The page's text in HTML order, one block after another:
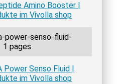
Amino Booster |
im Vivolla shop
senso-fluid-
1 pages
Senso Fluid |
im Vivolla shop